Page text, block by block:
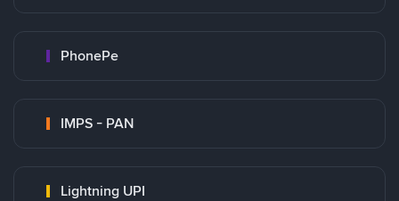
PhonePe
IMPS - PAN
Lightning UPI